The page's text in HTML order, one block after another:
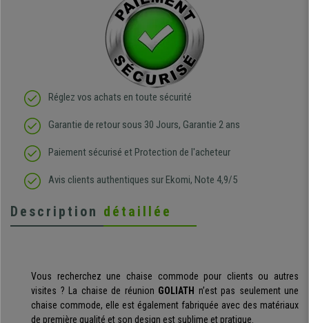
Réglez vos achats en toute sécurité
Garantie de retour sous 30 Jours, Garantie 2 ans
Paiement sécurisé et Protection de l'acheteur
Avis clients authentiques sur Ekomi, Note 4,9/5
Description détaillée
Vous recherchez une chaise commode pour clients ou autres
visites ? La chaise de réunion GOLIATH n’est pas seulement une
chaise commode, elle est également fabriquée avec des matériaux
de première qualité et son design est sublime et pratique.